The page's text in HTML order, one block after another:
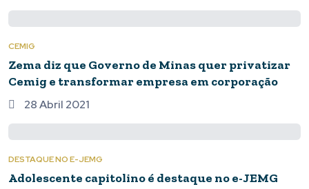
CEMIG
Zema diz que Governo de Minas quer privatizar
Cemig e transformar empresa em corporação
28 Abril 2021
DESTAQUE NO E-JEMG
Adolescente capitolino é destaque no e-JEMG